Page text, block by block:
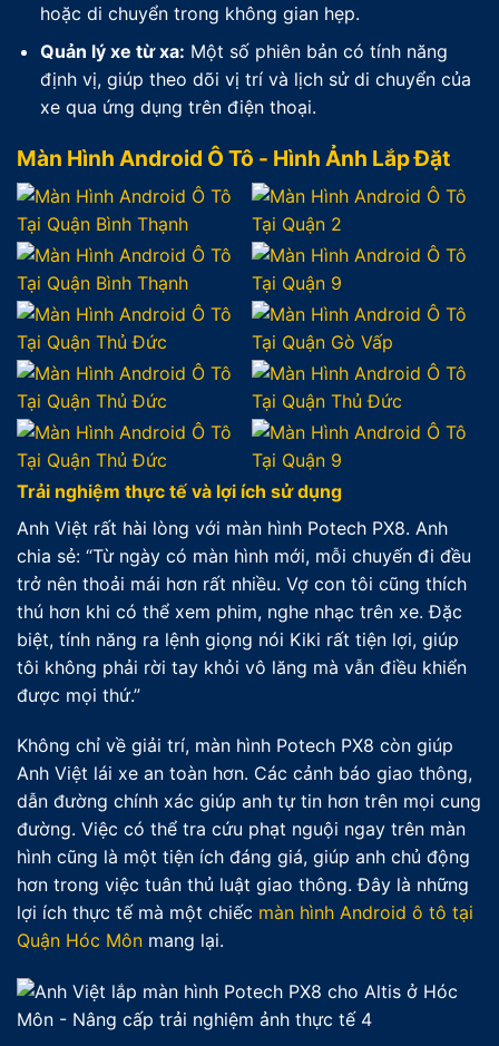
hoặc di chuyển trong không gian hẹp.
Quản lý xe từ xa: Một số phiên bản có tính năng
định vị, giúp theo dõi vị trí và lịch sử di chuyển của
xe qua ứng dụng trên điện thoại.
Màn Hình Android Ô Tô - Hình Ảnh Lắp Đặt
Trải nghiệm thực tế và lợi ích sử dụng
Anh Việt rất hài lòng với màn hình Potech PX8. Anh
chia sẻ: “Từ ngày có màn hình mới, mỗi chuyến đi đều
trở nên thoải mái hơn rất nhiều. Vợ con tôi cũng thích
thú hơn khi có thể xem phim, nghe nhạc trên xe. Đặc
biệt, tính năng ra lệnh giọng nói Kiki rất tiện lợi, giúp
tôi không phải rời tay khỏi vô lăng mà vẫn điều khiển
được mọi thứ.”
Không chỉ về giải trí, màn hình Potech PX8 còn giúp
Anh Việt lái xe an toàn hơn. Các cảnh báo giao thông,
dẫn đường chính xác giúp anh tự tin hơn trên mọi cung
đường. Việc có thể tra cứu phạt nguội ngay trên màn
hình cũng là một tiện ích đáng giá, giúp anh chủ động
hơn trong việc tuân thủ luật giao thông. Đây là những
lợi ích thực tế mà một chiếc màn hình Android ô tô tại
Quận Hóc Môn mang lại.